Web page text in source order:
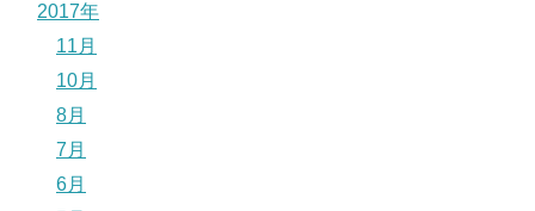
2017年
11月
10月
8月
7月
6月